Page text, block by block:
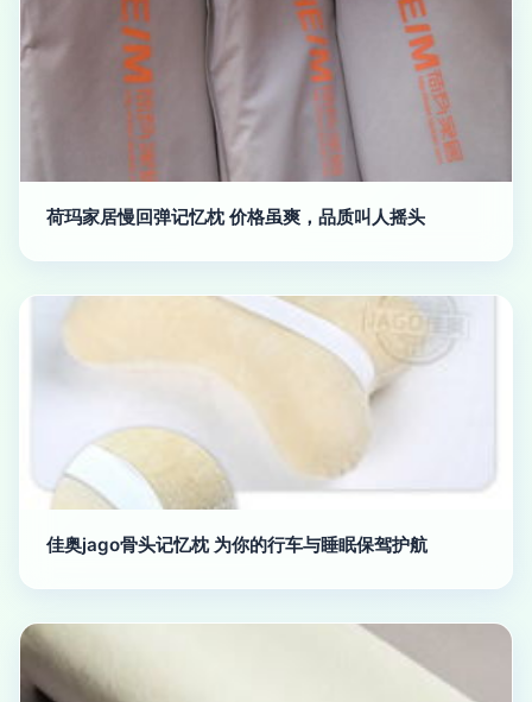
荷玛家居慢回弹记忆枕 价格虽爽，品质叫人摇头
佳奥jago骨头记忆枕 为你的行车与睡眠保驾护航